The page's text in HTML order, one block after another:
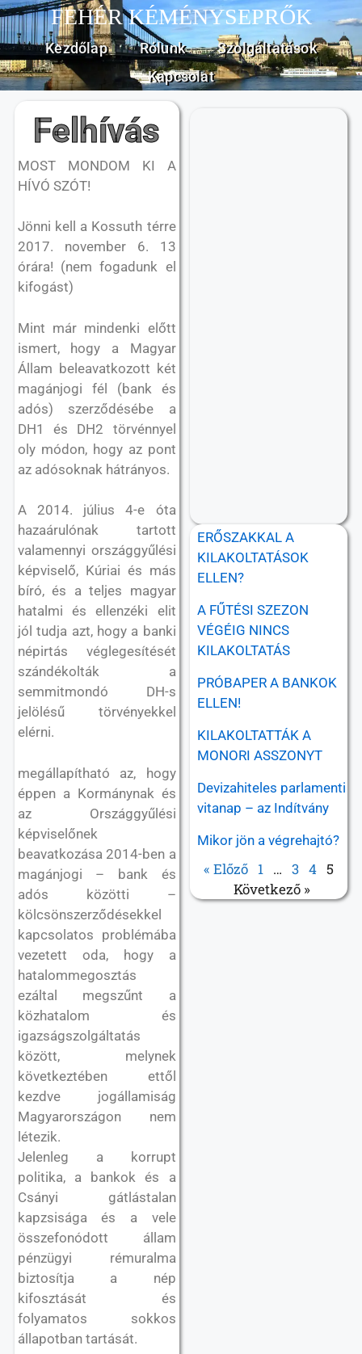
FEHÉR KÉMÉNYSEPRŐK
Kezdőlap Rólunk
Szolgáltatások
Kapcsolat
Felhívás
MOST MONDOM KI A
HÍVÓ SZÓT!
Jönni kell a Kossuth térre
2017. november 6. 13
órára! (nem fogadunk el
kifogást)
Mint már mindenki előtt
ismert, hogy a Magyar
Állam beleavatkozott két
magánjogi fél (bank és
adós) szerződésébe a
DH1 és DH2 törvénnyel
oly módon, hogy az pont
az adósoknak hátrányos.
A 2014. július 4-e óta
hazaárulónak tartott
valamennyi országgyűlési
képviselő, Kúriai és más
bíró, és a teljes magyar
hatalmi és ellenzéki elit
jól tudja azt, hogy a banki
népirtás véglegesítését
szándékolták a
semmitmondó DH-s
jelölésű törvényekkel
elérni.
megállapítható az, hogy
éppen a Kormánynak és
az Országgyűlési
képviselőnek
beavatkozása 2014-ben a
magánjogi – bank és
adós közötti –
kölcsönszerződésekkel
kapcsolatos problémába
vezetett oda, hogy a
hatalommegosztás
ezáltal megszűnt a
közhatalom és
igazságszolgáltatás
között, melynek
következtében ettől
kezdve jogállamiság
Magyarországon nem
létezik.
Jelenleg a korrupt
politika, a bankok és a
Csányi gátlástalan
kapzsisága és a vele
összefonódott állam
pénzügyi rémuralma
biztosítja a nép
kifosztását és
folyamatos sokkos
állapotban tartását.
ERŐSZAKKAL A
KILAKOLTATÁSOK
ELLEN?
A FŰTÉSI SZEZON
VÉGÉIG NINCS
KILAKOLTATÁS
PRÓBAPER A BANKOK
ELLEN!
KILAKOLTATTÁK A
MONORI ASSZONYT
Devizahiteles parlamenti
vitanap – az Indítvány
Mikor jön a végrehajtó?
« Előző 1 … 3 4 5
Következő »